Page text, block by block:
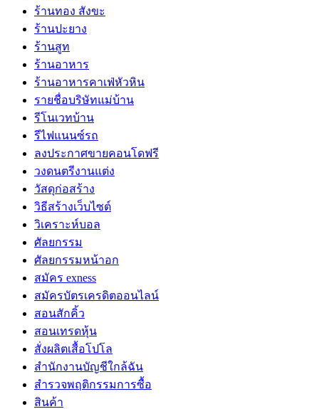
ร้านทอง สังขะ
ร้านปะยาง
ร้านสูท
ร้านอาหาร
ร้านอาหารคาเฟ่หัวหิน
รายชื่อบริษัทแม่บ้าน
รีโนเวทบ้าน
รีไฟแนนซ์รถ
ลงประกาศขายคอนโดฟรี
วงดนตรีงานแต่ง
วัสดุก่อสร้าง
วิธีสร้างเว็บไซต์
วิเคราะห์บอล
ศัลยกรรม
ศัลยกรรมหน้าอก
สมัคร exness
สมัครบัตรเครดิตออนไลน์
สอนสักคิ้ว
สอนเทรดหุ้น
สั่งผลิตเสื้อโปโล
สำนักงานบัญชีใกล้ฉัน
สำรวจพฤติกรรมการซื้อ
สินค้า